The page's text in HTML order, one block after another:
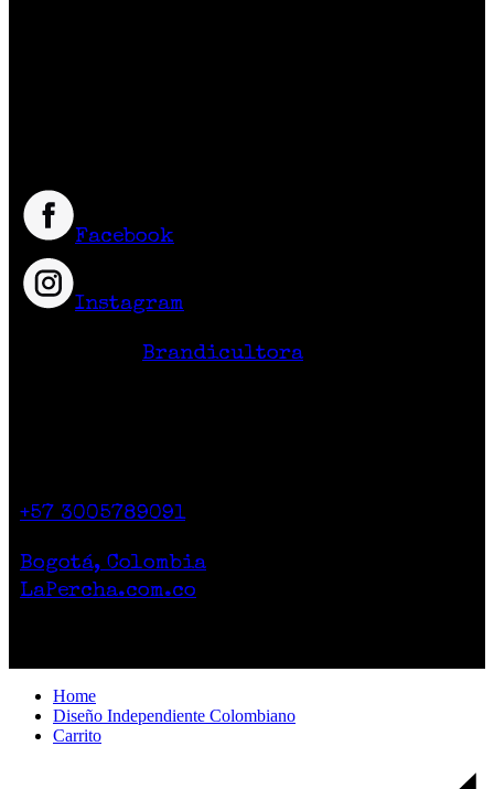
Facebook
Instagram
Brandicultora
+57 3005789091
Bogotá, Colombia
LaPercha.com.co
Home
Diseño Independiente Colombiano
Carrito